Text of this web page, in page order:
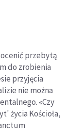
przebytą
do zrobienia
przyjęcia
nie można
«Czy
życia Kościoła,